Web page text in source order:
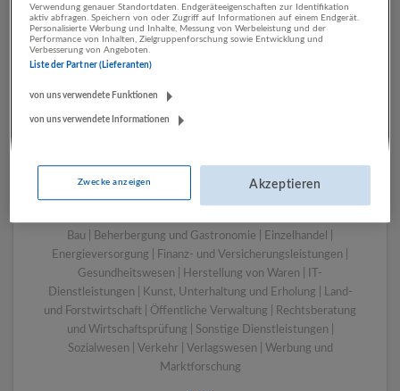
Unternehmen
Bau | Beherbergung und Gastronomie | Einzelhandel |
Energieversorgung | Finanz- und Versicherungsleistungen |
Gesundheitswesen | Herstellung von Waren | IT-
Dienstleistungen | Kunst, Unterhaltung und Erholung | Land-
und Forstwirtschaft | Öffentliche Verwaltung | Rechtsberatung
und Wirtschaftsprüfung | Sonstige Dienstleistungen |
Sozialwesen | Verkehr | Verlagswesen | Werbung und
Marktforschung
Verwendung genauer Standortdaten. Endgeräteeigenschaften zur Identifikation
aktiv abfragen. Speichern von oder Zugriff auf Informationen auf einem Endgerät.
Personalisierte Werbung und Inhalte, Messung von Werbeleistung und der
Performance von Inhalten, Zielgruppenforschung sowie Entwicklung und
Verbesserung von Angeboten.
Liste der Partner (Lieferanten)
von uns verwendete Funktionen
von uns verwendete Informationen
Zwecke anzeigen Akzeptieren